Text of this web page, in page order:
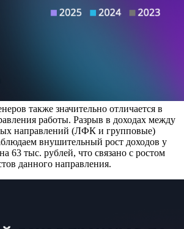
также значительно отличается в
работы. Разрыв в доходах между
направлений (ЛФК и групповые)
внушительный рост доходов у
63 тыс. рублей, что связано с ростом
данного направления.